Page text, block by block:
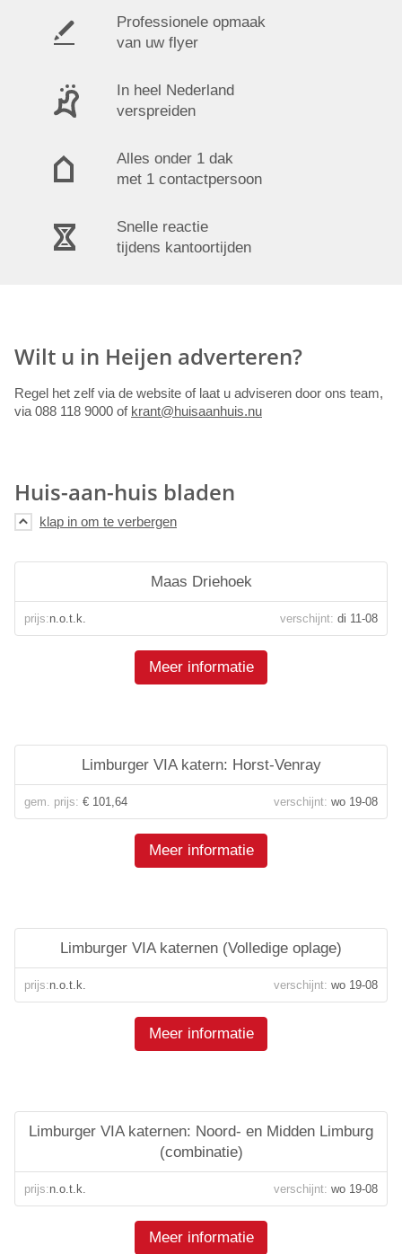
Professionele opmaak
van uw flyer
In heel Nederland
verspreiden
Alles onder 1 dak
met 1 contactpersoon
Snelle reactie
tijdens kantoortijden
Wilt u in Heijen adverteren?
Regel het zelf via de website of laat u adviseren door ons team,
via 088 118 9000 of krant@huisaanhuis.nu
Huis-aan-huis bladen
Maas Driehoek
prijs:n.o.t.k. verschijnt: di 11-08
Meer informatie
Limburger VIA katern: Horst-Venray
gem. prijs: € 101,64 verschijnt: wo 19-08
Meer informatie
Limburger VIA katernen (Volledige oplage)
prijs:n.o.t.k. verschijnt: wo 19-08
Meer informatie
Limburger VIA katernen: Noord- en Midden Limburg
(combinatie)
prijs:n.o.t.k. verschijnt: wo 19-08
Meer informatie